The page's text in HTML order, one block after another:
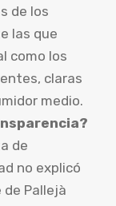
de los
las que
como los
claras
medio.
de
no explicó
Pallejà